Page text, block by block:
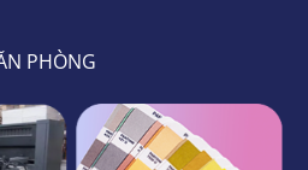
PHÒNG